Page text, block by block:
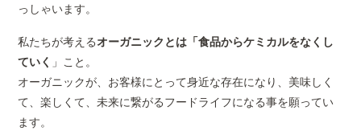
っしゃいます。
私たちが考えるオーガニックとは「食品からケミカルをなくし
ていく 」こと。
オーガニックが、お客様にとって身近な存在になり、美味しく
て、楽しくて、未来に繋がるフードライフになる事を願ってい
ます。